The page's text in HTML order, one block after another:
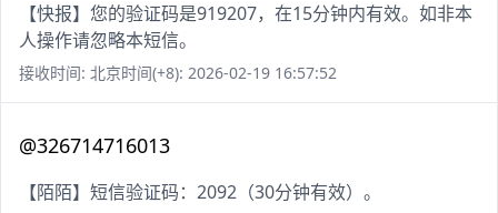
【快报】您的验证码是919207，在15分钟内有效。如非本
人操作请忽略本短信。
接收时间: 北京时间(+8): 2026-02-19 16:57:52
@326714716013
【陌陌】短信验证码：2092（30分钟有效）。